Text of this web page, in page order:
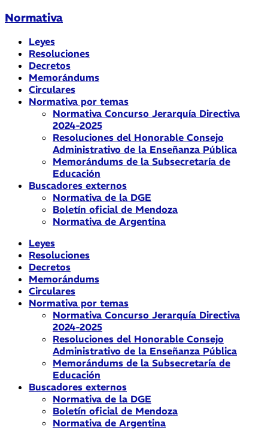
Normativa
Leyes
Resoluciones
Decretos
Memorándums
Circulares
Normativa por temas
Normativa Concurso Jerarquía Directiva
2024-2025
Resoluciones del Honorable Consejo
Administrativo de la Enseñanza Pública
Memorándums de la Subsecretaría de
Educación
Buscadores externos
Normativa de la DGE
Boletín oficial de Mendoza
Normativa de Argentina
Leyes
Resoluciones
Decretos
Memorándums
Circulares
Normativa por temas
Normativa Concurso Jerarquía Directiva
2024-2025
Resoluciones del Honorable Consejo
Administrativo de la Enseñanza Pública
Memorándums de la Subsecretaría de
Educación
Buscadores externos
Normativa de la DGE
Boletín oficial de Mendoza
Normativa de Argentina